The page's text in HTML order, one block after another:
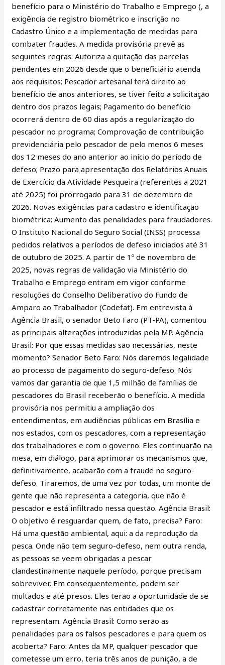
benefício para o Ministério do Trabalho e Emprego (, a
exigência de registro biométrico e inscrição no
Cadastro Único e a implementação de medidas para
combater fraudes. A medida provisória prevê as
seguintes regras: Autoriza a quitação das parcelas
pendentes em 2026 desde que o beneficiário atenda
aos requisitos; Pescador artesanal terá direito ao
benefício de anos anteriores, se tiver feito a solicitação
dentro dos prazos legais; Pagamento do benefício
ocorrerá dentro de 60 dias após a regularização do
pescador no programa; Comprovação de contribuição
previdenciária pelo pescador de pelo menos 6 meses
dos 12 meses do ano anterior ao início do período de
defeso; Prazo para apresentação dos Relatórios Anuais
de Exercício da Atividade Pesqueira (referentes a 2021
até 2025) foi prorrogado para 31 de dezembro de
2026. Novas exigências para cadastro e identificação
biométrica; Aumento das penalidades para fraudadores.
O Instituto Nacional do Seguro Social (INSS) processa
pedidos relativos a períodos de defeso iniciados até 31
de outubro de 2025. A partir de 1º de novembro de
2025, novas regras de validação via Ministério do
Trabalho e Emprego entram em vigor conforme
resoluções do Conselho Deliberativo do Fundo de
Amparo ao Trabalhador (Codefat). Em entrevista à
Agência Brasil, o senador Beto Faro (PT-PA), comentou
as principais alterações introduzidas pela MP. Agência
Brasil: Por que essas medidas são necessárias, neste
momento? Senador Beto Faro: Nós daremos legalidade
ao processo de pagamento do seguro-defeso. Nós
vamos dar garantia de que 1,5 milhão de famílias de
pescadores do Brasil receberão o benefício. A medida
provisória nos permitiu a ampliação dos
entendimentos, em audiências públicas em Brasília e
nos estados, com os pescadores, com a representação
dos trabalhadores e com o governo. Eles continuarão na
mesa, em diálogo, para aprimorar os mecanismos que,
definitivamente, acabarão com a fraude no seguro-
defeso. Tiraremos, de uma vez por todas, um monte de
gente que não representa a categoria, que não é
pescador e está infiltrado nessa questão. Agência Brasil:
O objetivo é resguardar quem, de fato, precisa? Faro:
Há uma questão ambiental, aqui: a da reprodução da
pesca. Onde não tem seguro-defeso, nem outra renda,
as pessoas se veem obrigadas a pescar
clandestinamente naquele período, porque precisam
sobreviver. Em consequentemente, podem ser
multados e até presos. Eles terão a oportunidade de se
cadastrar corretamente nas entidades que os
representam. Agência Brasil: Como serão as
penalidades para os falsos pescadores e para quem os
acoberta? Faro: Antes da MP, qualquer pescador que
cometesse um erro, teria três anos de punição, a de